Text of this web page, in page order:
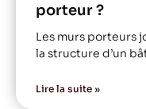
porteur ?
Les murs porteurs
la structure d’un
Lire la suite »